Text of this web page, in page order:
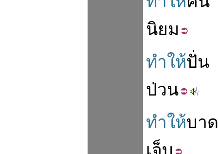
นิยม
ทำให้ปั่น
ป่วน
ทำให้บาด
เจ็บ